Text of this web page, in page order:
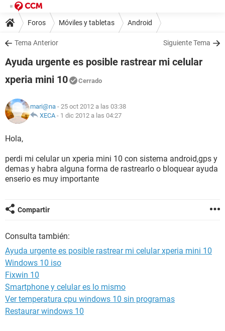
Foros Móviles y tabletas Android
Tema Anterior Siguiente Tema
Ayuda urgente es posible rastrear mi celular
xperia mini 10
Cerrado
mari@na - 25 oct 2012 a las 03:38
XECA- 1 dic 2012 a las 04:27
Hola,
perdi mi celular un xperia mini 10 con sistema android,gps y
demas y habra alguna forma de rastrearlo o bloquear ayuda
enserio es muy importante
Compartir
Consulta también:
Ayuda urgente es posible rastrear mi celular xperia mini 10
Windows 10 iso
Fixwin 10
Smartphone y celular es lo mismo
Ver temperatura cpu windows 10 sin programas
Restaurar windows 10